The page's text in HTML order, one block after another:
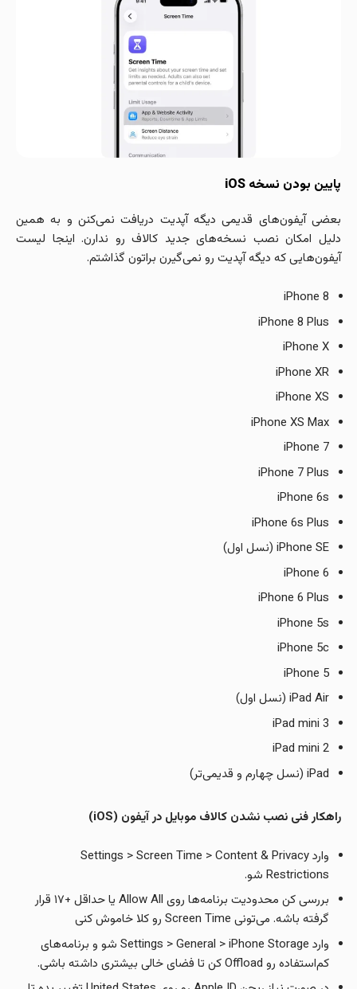
پایین بودن نسخه iOS
بعضی آیفون‌های قدیمی دیگه آپدیت دریافت نمی‌کنن و به همین
دلیل امکان نصب نسخه‌های جدید کالاف رو ندارن. اینجا لیست
آیفون‌هایی که دیگه آپدیت رو نمی‌گیرن براتون گذاشتم.
iPhone 8
iPhone 8 Plus
iPhone X
iPhone XR
iPhone XS
iPhone XS Max
iPhone 7
iPhone 7 Plus
iPhone 6s
iPhone 6s Plus
iPhone SE (نسل اول)
iPhone 6
iPhone 6 Plus
iPhone 5s
iPhone 5c
iPhone 5
iPad Air (نسل اول)
iPad mini 3
iPad mini 2
iPad (نسل چهارم و قدیمی‌تر)
راهکار فنی نصب نشدن کالاف موبایل در آیفون (iOS)
وارد Settings > Screen Time > Content & Privacy
Restrictions شو.
بررسی کن محدودیت برنامه‌ها روی Allow All یا حداقل +۱۷ قرار
گرفته باشه. می‌تونی Screen Time رو کلا خاموش کنی
وارد Settings > General > iPhone Storage شو و برنامه‌های
کم‌استفاده رو Offload کن تا فضای خالی بیشتری داشته باشی.